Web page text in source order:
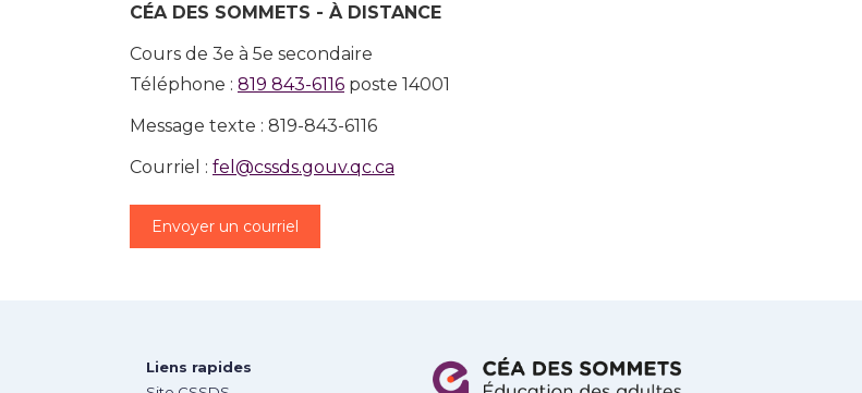
CÉA DES SOMMETS - À DISTANCE
Cours de 3e à 5e secondaire
Téléphone : 819 843-6116 poste 14001
Message texte : 819-843-6116
Courriel : fel@cssds.gouv.qc.ca
Envoyer un courriel
Liens rapides